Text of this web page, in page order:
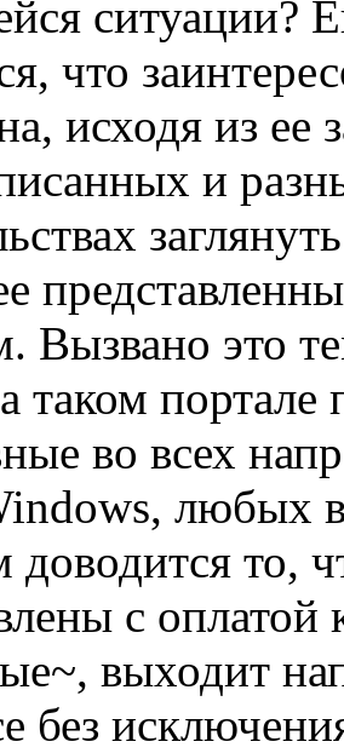
ситуации?
что
исходя из
и
Вызвано это
таком портале
во всех
любых
то,
с
выходит
без